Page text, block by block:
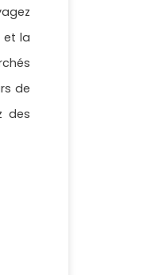
et la
de
des